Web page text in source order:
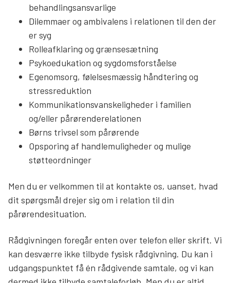
behandlingsansvarlige
Dilemmaer og ambivalens i relationen til den der
er syg
Rolleafklaring og grænsesætning
Psykoedukation og sygdomsforståelse
Egenomsorg, følelsesmæssig håndtering og
stressreduktion
Kommunikationsvanskeligheder i familien
og/eller pårørenderelationen
Børns trivsel som pårørende
Opsporing af handlemuligheder og mulige
støtteordninger
Men du er velkommen til at kontakte os, uanset, hvad
dit spørgsmål drejer sig om i relation til din
pårørendesituation.
Rådgivningen foregår enten over telefon eller skrift. Vi
kan desværre ikke tilbyde fysisk rådgivning. Du kan i
udgangspunktet få én rådgivende samtale, og vi kan